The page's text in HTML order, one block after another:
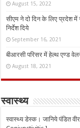
August 15, 2022
सीएम ने दो दिन के लिए प्रदेश
निर्देश दिये
September 16, 2021
बीआरसी परिसर में हेल्थ एण्ड
August 18, 2021
स्वास्थ्य
स्वास्थ्य डेस्क। जानिये पंडित